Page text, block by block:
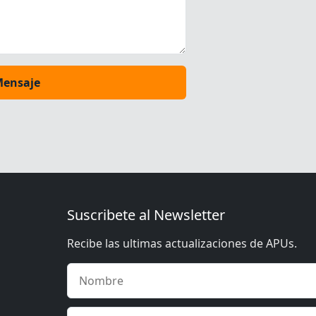
Suscribete al Newsletter
Recibe las ultimas actualizaciones de APUs.